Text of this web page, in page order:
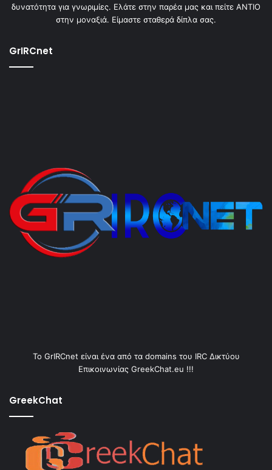
δυνατότητα για γνωριμίες. Ελάτε στην παρέα μας και πείτε ΑΝΤΙΟ
στην μοναξιά. Είμαστε σταθερά δίπλα σας.
GrIRCnet
Το GrIRCnet είναι ένα από τα domains του IRC Δικτύου
Επικοινωνίας GreekChat.eu !!!
GreekChat